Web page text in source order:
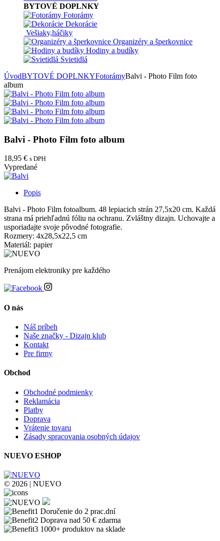
BYTOVÉ DOPLNKY
Fotorámy
Dekorácie
Vešiaky,háčiky
Organizéry a šperkovnice
Hodiny a budíky
Svietidlá
ÚvodBYTOVÉ DOPLNKYFotorámyBalvi - Photo Film foto
album
Balvi - Photo Film foto album
18,95 € s DPH
Vypredané
Popis
Balvi - Photo Film fotoalbum. 48 lepiacich strán 27,5x20 cm. Každá
strana má priehľadnú fóliu na ochranu. Zvláštny dizajn. Uchovajte a
usporiadajte svoje pôvodné fotografie.
Rozmery: 4x28,5x22,5 cm
Materiál: papier
Prenájom elektroniky pre každého
O nás
Náš príbeh
Naše značky - Dizajn klub
Kontakt
Pre firmy
Obchod
Obchodné podmienky
Reklamácia
Platby
Doprava
Vrátenie tovaru
Zásady spracovania osobných údajov
NUEVO ESHOP
© 2026 | NUEVO
Doručenie do 2 prac.dní
Doprava nad 50 € zdarma
1000+ produktov na sklade